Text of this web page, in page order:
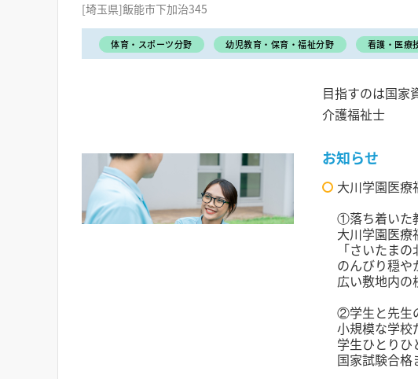
[埼玉県]飯能市下加治345
体育・スポーツ分野 幼児教育・保育・福祉分野 看護・医療
目指すのは国家
介護福祉士
お知らせ
大川学園医
①落ち着いた
大川学園医療
「さいたま
のんびり穏や
広い敷地内の
②学生と先生
小規模な学校
学生ひとりひ
国家試験合格